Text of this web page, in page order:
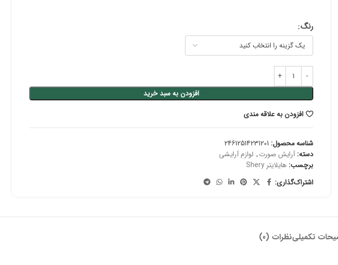
رنگ
افزودن به سبد خرید
افزودن به علاقه مندی
شناسه محصول: 24612514231201
دسته: آرایش صورت, لوازم آرایشی
برچسب: هایلایتر Shery
اشتراک‌گذاری:
تکمیلینظرات (0)